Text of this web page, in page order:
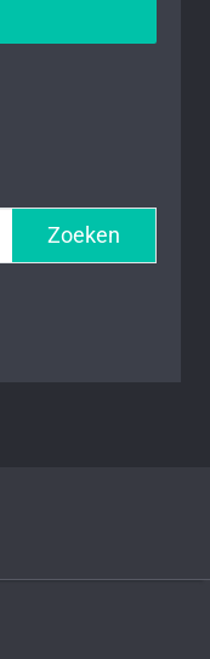
Zoeken